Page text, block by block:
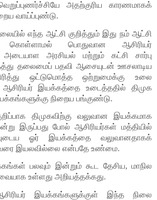
அதற்குரிய காரணமாகக்
வாய்ப்புண்டு.
எந்த ஆட்சி குறித்தும் இது நம் ஆட்சி
பொதுவான ஆசிரியர்
அரசியல் மற்றும் கட்சி சார்பு
தலைமைப் பதவி ஆசையுடன் ஊசலாடிய
ஒட்டுமொத்த ஒற்றுமைக்கு உலை
இயக்கத்தை உடைத்ததில் திமுக
நிறைய பங்குண்டு.
திமுகவிற்கு வலுவான இயக்கமாக
இருப்பது போல் ஆசிரியர்கள் மத்தியில்
ஓர் இயக்கத்தை வலுவானதாகக்
இயலவில்லை என்பதே உண்மை.
பலவும் இன்றும் கூட தேசிய, மாநில
உள்ளது அறியத்தக்கது.
இயக்கங்களுக்குள் இந்த நிலை